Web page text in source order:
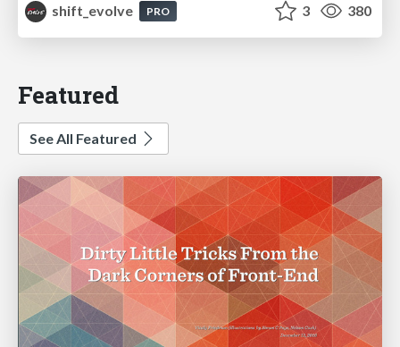
shift_evolve
PRO 3 380
Featured
See All Featured